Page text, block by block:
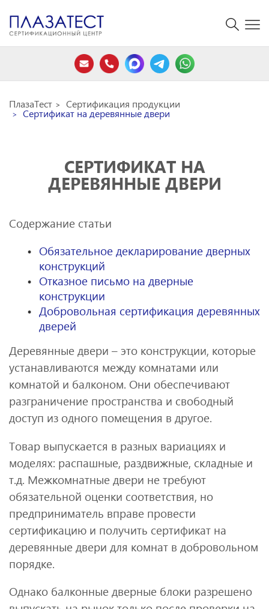
ПлазаТест Сертификация продукции
Сертификат на деревянные двери
СЕРТИФИКАТ НА
ДЕРЕВЯННЫЕ ДВЕРИ
Содержание статьи
Обязательное декларирование дверных
конструкций
Отказное письмо на дверные
конструкции
Добровольная сертификация деревянных
дверей
Деревянные двери – это конструкции, которые
устанавливаются между комнатами или
комнатой и балконом. Они обеспечивают
разграничение пространства и свободный
доступ из одного помещения в другое.
Товар выпускается в разных вариациях и
моделях: распашные, раздвижные, складные и
т.д. Межкомнатные двери не требуют
обязательной оценки соответствия, но
предприниматель вправе провести
сертификацию и получить сертификат на
деревянные двери для комнат в добровольном
порядке.
Однако балконные дверные блоки разрешено